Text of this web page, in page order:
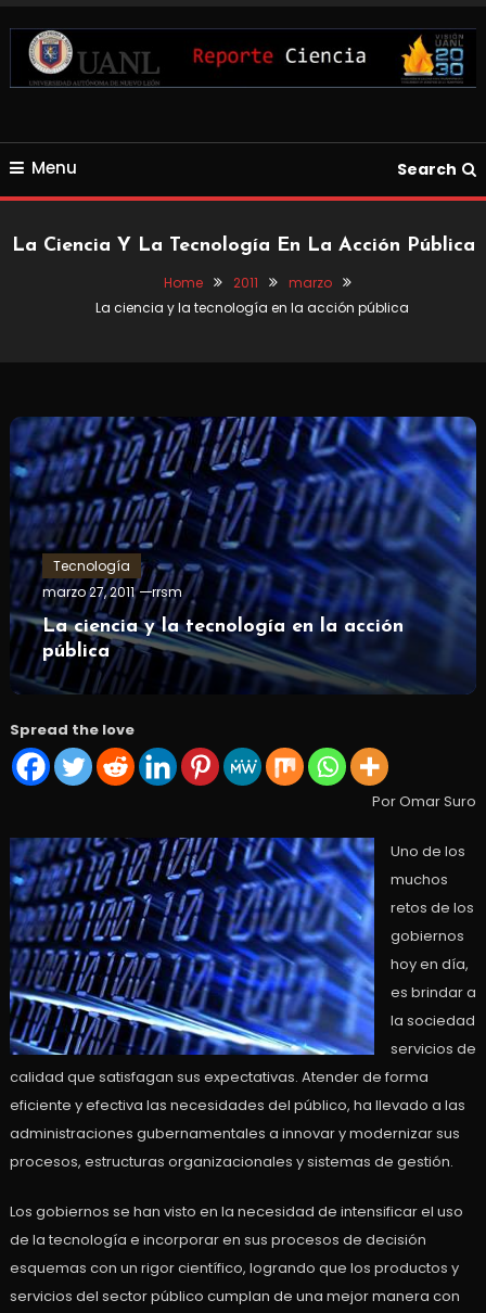
Content
Menu Search
La Ciencia Y La Tecnología En La Acción Pública
Home 2011
marzo
La ciencia y la tecnología en la acción pública
Tecnología
marzo 27, 2011
rrsm
La ciencia y la tecnología en la acción
pública
Spread the love
Por Omar Suro
Uno de los
muchos
retos de los
gobiernos
hoy en día,
es brindar a
la sociedad
servicios de
calidad que satisfagan sus expectativas. Atender de forma
eficiente y efectiva las necesidades del público, ha llevado a las
administraciones gubernamentales a innovar y modernizar sus
procesos, estructuras organizacionales y sistemas de gestión.
Los gobiernos se han visto en la necesidad de intensificar el uso
de la tecnología e incorporar en sus procesos de decisión
esquemas con un rigor científico, logrando que los productos y
servicios del sector público cumplan de una mejor manera con